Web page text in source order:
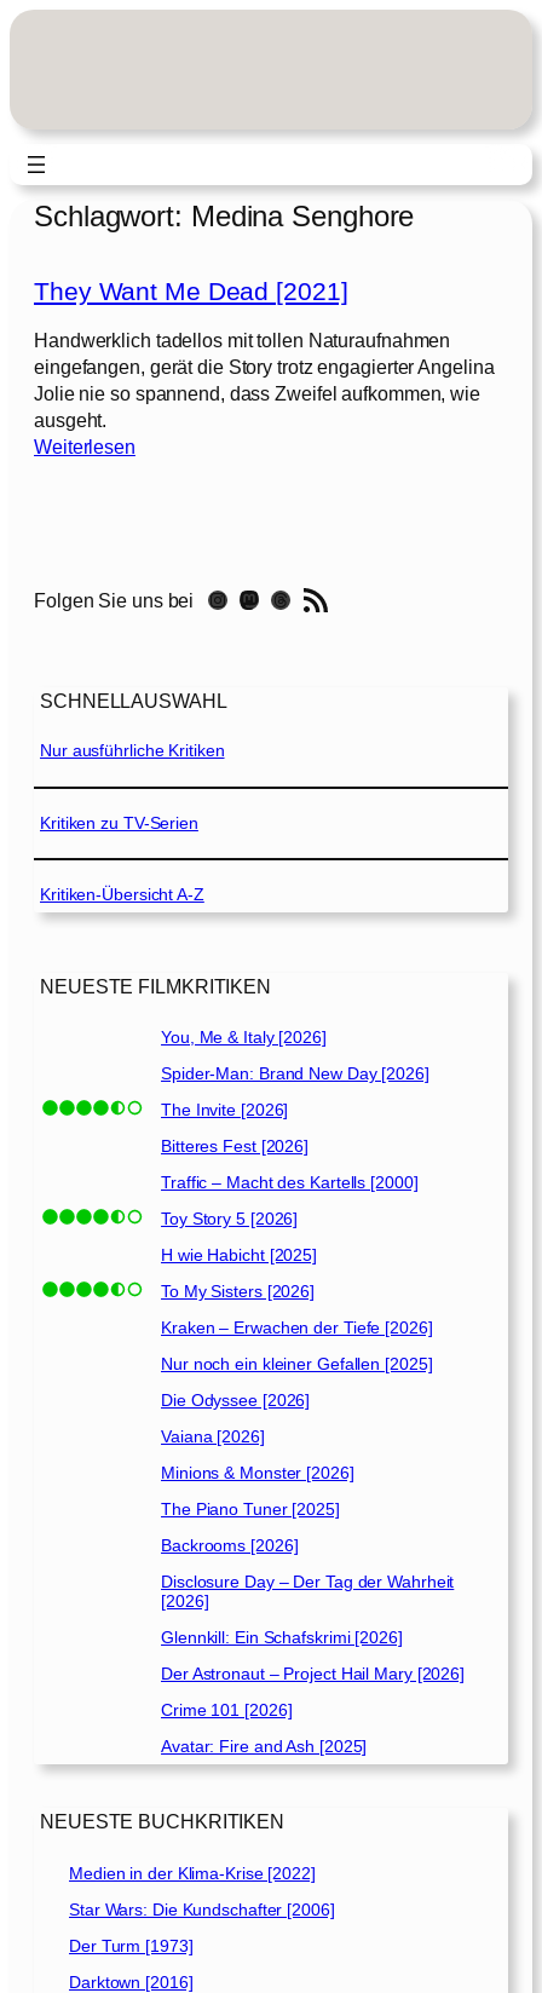
Zum
Schlagwort: Medina Senghore
They Want Me Dead [2021]
Handwerklich tadellos mit tollen Naturaufnahmen
eingefangen, gerät die Story trotz engagierter Angelina
Jolie nie so spannend, dass Zweifel aufkommen, wie
ausgeht.
Weiterlesen:
a
e
e
a
d
0
2
Folgen Sie uns bei Instagram Mastodon Threads RSS-Feed
SCHNELLAUSWAHL
Nur ausführliche Kritiken
Kritiken zu TV-Serien
Kritiken-Übersicht A-Z
NEUESTE FILMKRITIKEN
You, Me & Italy [2026]
Spider-Man: Brand New Day [2026]
The Invite [2026]
Bitteres Fest [2026]
Traffic – Macht des Kartells [2000]
Toy Story 5 [2026]
H wie Habicht [2025]
To My Sisters [2026]
Kraken – Erwachen der Tiefe [2026]
Nur noch ein kleiner Gefallen [2025]
Die Odyssee [2026]
Vaiana [2026]
Minions & Monster [2026]
The Piano Tuner [2025]
Backrooms [2026]
Disclosure Day – Der Tag der Wahrheit
[2026]
Glennkill: Ein Schafskrimi [2026]
Der Astronaut – Project Hail Mary [2026]
Crime 101 [2026]
Avatar: Fire and Ash [2025]
NEUESTE BUCHKRITIKEN
Medien in der Klima-Krise [2022]
Star Wars: Die Kundschafter [2006]
Der Turm [1973]
Darktown [2016]